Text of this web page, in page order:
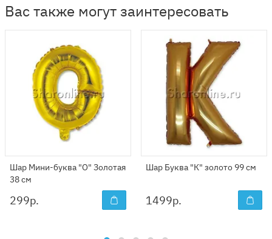
Вас также могут заинтересовать
Шар Мини-буква "О" Золотая
38 см
299р.
Шар Буква "К" золото 99 см
1499р.